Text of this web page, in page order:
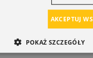
O PRODUKT
AKCEPTUJ
POKAŻ SZCZEGÓŁY